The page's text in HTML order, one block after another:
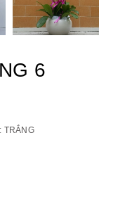
6
TRẮNG